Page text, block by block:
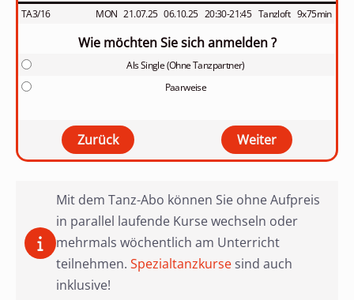
TA3/16
MON 21.07.25 06.10.25 20:30-21:45 Tanzloft 9x75min
Wie möchten Sie sich anmelden ?
Als Single (Ohne Tanzpartner)
Paarweise
Mit dem Tanz-Abo können Sie ohne Aufpreis
in parallel laufende Kurse wechseln oder
mehrmals wöchentlich am Unterricht
teilnehmen. Spezialtanzkurse sind auch
inklusive!